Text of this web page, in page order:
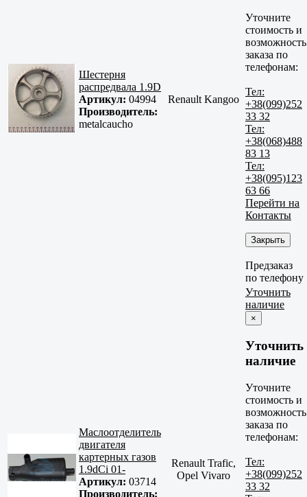
Шестерня
распредвала 1.9D
Артикул: 04994
Производитель:
metalcaucho
Renault Kangoo
Уточните
стоимость и
возможность
заказа по
телефонам:
Тел:
+38(099)252
33 32
Тел:
+38(068)488
83 13
Тел:
+38(095)123
63 66
Перейти на
Контакты
Закрыть
Предзаказ
по телефону
Маслоотделитель
двигателя
картерных газов
1.9dCi 01-
Артикул: 03714
Производитель:
Renault Trafic,
Opel Vivaro
Уточнить
наличие
×
Уточнить
наличие
Уточните
стоимость и
возможность
заказа по
телефонам:
Тел:
+38(099)252
33 32